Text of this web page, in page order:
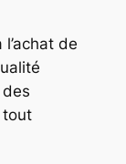
de
tout